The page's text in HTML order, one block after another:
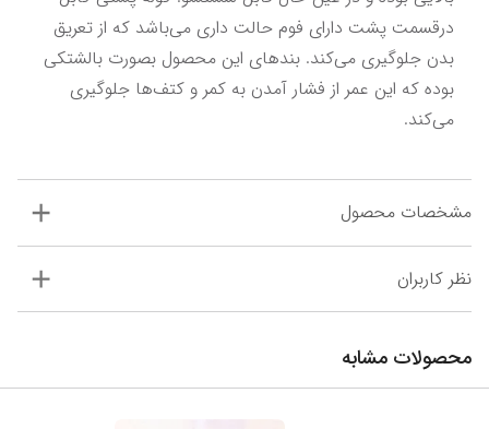
می‌کند.
مشخصات محصول
نظر کاربران
محصولات مشابه